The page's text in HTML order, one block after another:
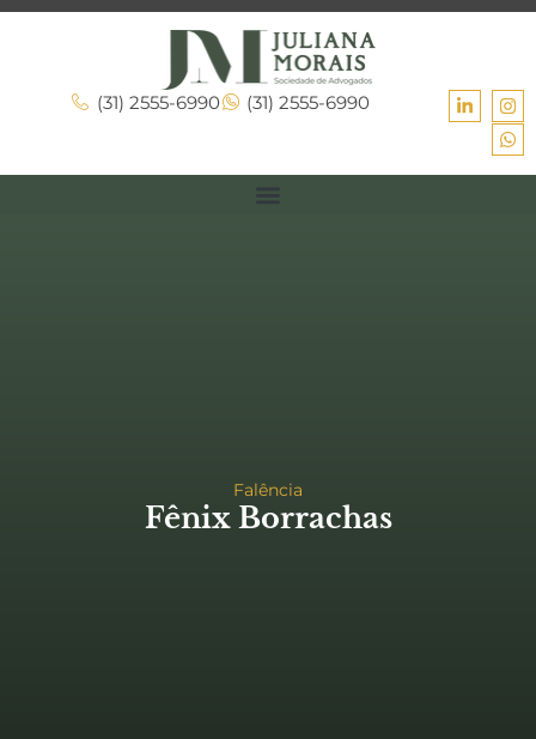
(31) 2555-6990 (31) 2555-6990
Falência
Fênix Borrachas